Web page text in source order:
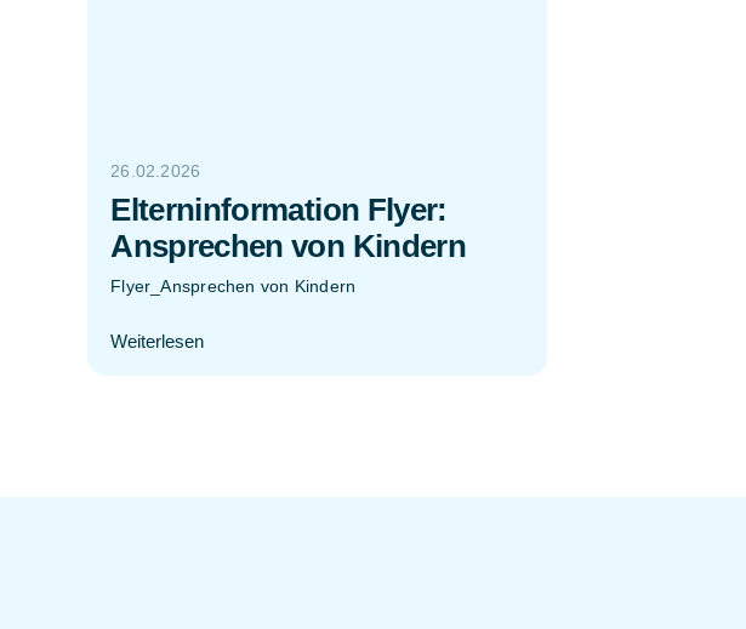
26.02.2026
Elterninformation Flyer:
Ansprechen von Kindern
Flyer_Ansprechen von Kindern
Weiterlesen